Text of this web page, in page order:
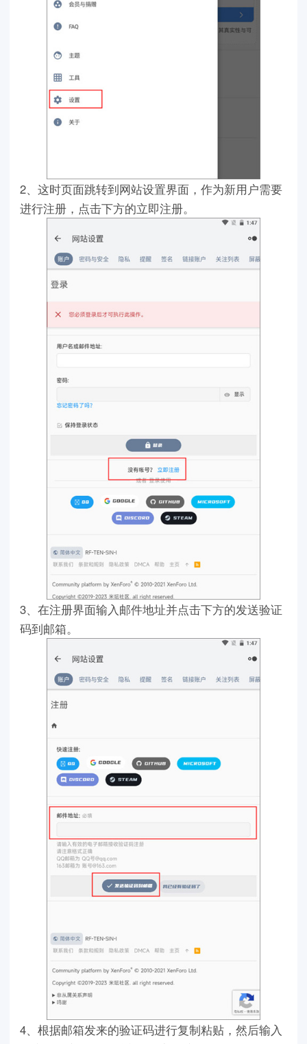
2、这时页面跳转到网站设置界面，作为新用户需要
进行注册，点击下方的立即注册。
3、在注册界面输入邮件地址并点击下方的发送验证
码到邮箱。
4、根据邮箱发来的验证码进行复制粘贴，然后输入